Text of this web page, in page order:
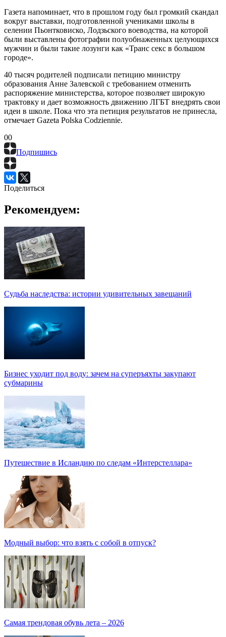
Газета напоминает, что в прошлом году был громкий скандал
вокруг выставки, подготовленной учениками школы в
селении Пьонтковиско, Лодзьского воеводства, на которой
были выставлены фотографии полуобнаженных целующихся
мужчин и были такие лозунги как «Транс секс в большом
городе».
40 тысяч родителей подписали петицию министру
образования Анне Залевской с требованием отменить
распоряжение министерства, которое позволяет широкую
трактовку и дает возможность движению ЛГБТ внедрять свои
идеи в школе. Пока что эта петиция результатов не принесла,
отмечает Gazeta Polska Codziennie.
00
Подпишись
Поделиться
Рекомендуем:
Судьба наследства: истории удивительных завещаний
Бизнес уходит под воду: зачем на суперъяхты закупают
субмарины
Путешествие в Исландию по следам «Интерстеллара»
Модный выбор: что взять с собой в отпуск?
Самая трендовая обувь лета – 2026